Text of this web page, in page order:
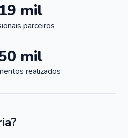
mil
parceiros
mil
realizados